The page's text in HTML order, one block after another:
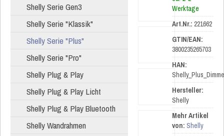
Shelly Serie Gen3
Shelly Serie "Klassik"
Shelly Serie "Plus"
Shelly Serie "Pro"
Shelly Plug & Play
Shelly Plug & Play Licht
Shelly Plug & Play Bluetooth
Shelly Wandrahmen
Werktage
Art.Nr.: 221662
GTIN/EAN:
3800235265703
HAN:
Hersteller:
Shelly
Mehr Artikel
von: Shelly